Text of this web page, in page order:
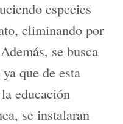
para
y promover